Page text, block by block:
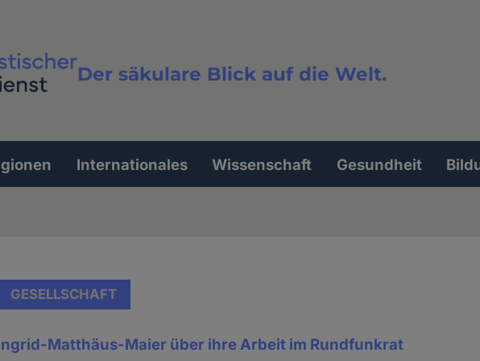
Der säkulare Blick auf die Welt.
Volltextsuche
Internationales Wissenschaft Gesundheit
GESELLSCHAFT
Matthäus-Maier über ihre Arbeit im Rundfunkrat